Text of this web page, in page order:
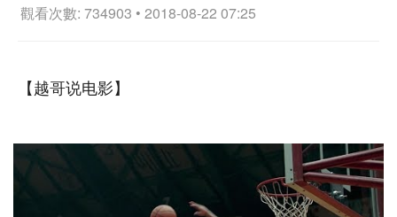
觀看次數: 734903 • 2018-08-22 07:25
【越哥说电影】